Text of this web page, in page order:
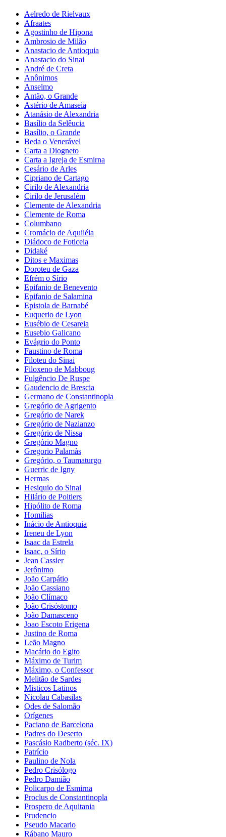
Aelredo de Rielvaux
Afraates
Agostinho de Hipona
Ambrosio de Milão
Anastacio de Antioquia
Anastacio do Sinai
André de Creta
Anônimos
Anselmo
Antão, o Grande
Astério de Amaseia
Atanásio de Alexandria
Basílio da Selêucia
Basílio, o Grande
Beda o Venerável
Carta a Diogneto
Carta a Igreja de Esmirna
Cesário de Arles
Cipriano de Cartago
Cirilo de Alexandria
Cirilo de Jerusalém
Clemente de Alexandria
Clemente de Roma
Columbano
Cromácio de Aquiléia
Diádoco de Foticeia
Didaké
Ditos e Maximas
Doroteu de Gaza
Efrém o Sírio
Epifanio de Benevento
Epifanio de Salamina
Epistola de Barnabé
Euquerio de Lyon
Eusébio de Cesareia
Eusebio Galicano
Evágrio do Ponto
Faustino de Roma
Filoteu do Sinai
Filoxeno de Mabboug
Fulgêncio De Ruspe
Gaudencio de Brescia
Germano de Constantinopla
Gregório de Agrigento
Gregório de Narek
Gregório de Nazianzo
Gregório de Nissa
Gregório Magno
Gregorio Palamàs
Gregório, o Taumaturgo
Guerric de Igny
Hermas
Hesiquio do Sinai
Hilário de Poitiers
Hipólito de Roma
Homilias
Inácio de Antioquia
Ireneu de Lyon
Isaac da Estrela
Isaac, o Sírio
Jean Cassier
Jerônimo
João Carpátio
João Cassiano
João Clímaco
João Crisóstomo
João Damasceno
Joao Escoto Erigena
Justino de Roma
Leão Magno
Macário do Egito
Máximo de Turim
Máximo, o Confessor
Melitão de Sardes
Misticos Latinos
Nicolau Cabasilas
Odes de Salomão
Orígenes
Paciano de Barcelona
Padres do Deserto
Pascásio Radberto (séc. IX)
Patrício
Paulino de Nola
Pedro Crisólogo
Pedro Damião
Policarpo de Esmirna
Proclus de Constantinopla
Prospero de Aquitania
Prudencio
Pseudo Macario
Rábano Mauro